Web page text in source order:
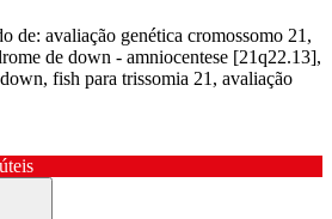
de: avaliação genética cromossomo 21,
de down - amniocentese [21q22.13],
fish para trissomia 21, avaliação